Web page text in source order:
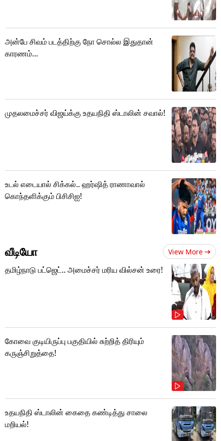
அன்பே சிவம் படத்திற்கு நோ சொல்ல இதுதான்
காரணம்...
முதலமைச்சர் விஜய்க்கு உதயநிதி ஸ்டாலின் சவால்!
உடல் எடையால் சிக்கல்.. ஹர்ஷித் ராணாவால்
கொந்தளிக்கும் பிசிசிஐ!
வீடியோ View More
தமிழ்நாடு பட்ஜெட்.. அமைச்சர் மரிய வில்சன் உரை!
கோவை குடியிருப்பு பகுதியில் சுற்றித் திரியும்
கருஞ்சிறுத்தை!
உதயநிதி ஸ்டாலின் கைதை கண்டித்து சாலை
மறியல்!